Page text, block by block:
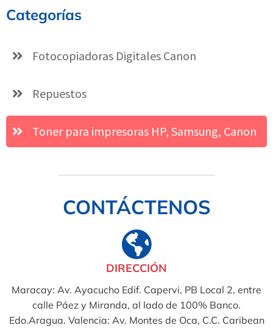
Categorías
Fotocopiadoras Digitales Canon
Repuestos
Toner para impresoras HP, Samsung, Canon
CONTÁCTENOS
DIRECCIÓN
Maracay: Av. Ayacucho Edif. Capervi, PB Local 2, entre
calle Páez y Miranda, al lado de 100% Banco.
Edo.Aragua. Valencia: Av. Montes de Oca, C.C. Caribean